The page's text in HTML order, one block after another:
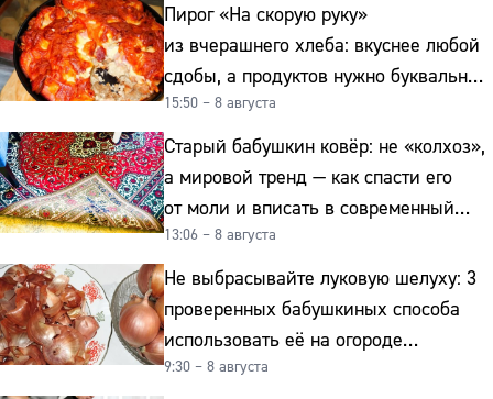
Пирог «На скорую руку»
из вчерашнего хлеба: вкуснее любой
сдобы, а продуктов нужно буквально
копейки
15:50 – 8 августа
Старый бабушкин ковёр: не «колхоз»,
а мировой тренд — как спасти его
от моли и вписать в современный
интерьер
13:06 – 8 августа
Не выбрасывайте луковую шелуху: 3
проверенных бабушкиных способа
использовать её на огороде
и для здоровья этой зимой
9:30 – 8 августа